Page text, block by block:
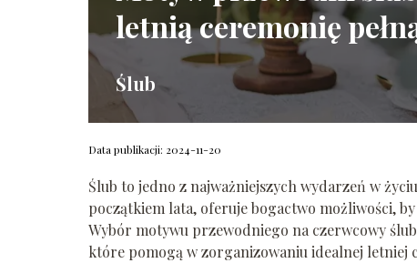
letnią ceremonię
Ślub
Data publikacji: 2024-11-20
Ślub to jedno z najważniejszych wydarzeń w
początkiem lata, oferuje bogactwo możliwości,
Wybór motywu przewodniego na czerwcowy
które pomogą w zorganizowaniu idealnej letniej